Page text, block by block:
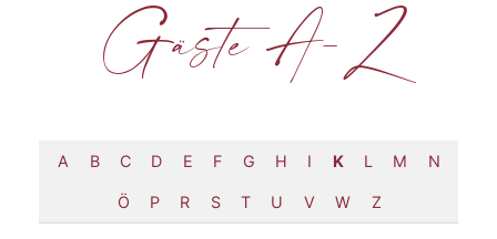
Gäste A-Z
A B C D E F G H I K L M N
Ö P R S T U V W Z